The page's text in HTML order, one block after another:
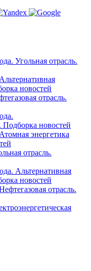
Угольная отрасль.
новостей
отрасль.
Подборка новостей
энергетика
отрасль.
Альтернативная
новостей
отрасль.